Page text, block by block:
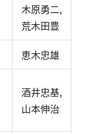
木原勇二,
荒木田豊
恵木忠雄
酒井忠基,
山本伸治